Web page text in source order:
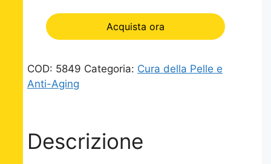
Acquista ora
COD: 5849 Categoria: Cura della Pelle e
Anti-Aging
Descrizione